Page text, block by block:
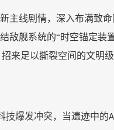
主线剧情，深入布满致
敌舰系统的“时空锚定装
来足以撕裂空间的文明级
技爆发冲突，当遗迹中的AI